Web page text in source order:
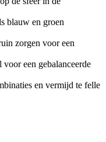
blauw en groen
zorgen voor een
een gebalanceerde
en vermijd te felle